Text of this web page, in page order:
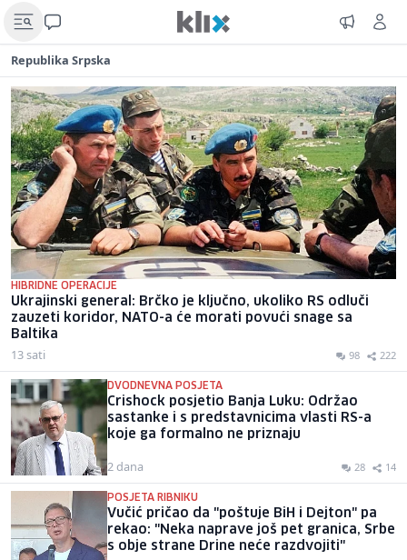
Republika Srpska
HIBRIDNE OPERACIJE
Ukrajinski general: Brčko je ključno, ukoliko RS odluči
zauzeti koridor, NATO-a će morati povući snage sa
Baltika
13 sati 98 222
DVODNEVNA POSJETA
Crishock posjetio Banja Luku: Održao
sastanke i s predstavnicima vlasti RS-a
koje ga formalno ne priznaju
2 dana 28 14
POSJETA RIBNIKU
Vučić pričao da "poštuje BiH i Dejton" pa
rekao: "Neka naprave još pet granica, Srbe
s obje strane Drine neće razdvojiti"